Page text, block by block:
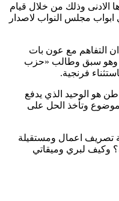
الادنى وذلك من خلال قيام
ابواب مجلس النواب لاصدار
التفاهم مع عون بات
وهو سبق وطالب «حزب
فرنجية.
هو الوحيد الذي يدفع
وتأخذ الحل على
تصريف اعمال ومستقيلة
وكيف لبري وميقاتي